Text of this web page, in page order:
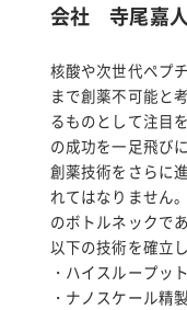
会社 寺尾嘉
核酸や次世代ペプ
まで創薬不可能と
るものとして注目
の成功を一足飛び
創薬技術をさらに
れてはなりません
のボトルネックで
以下の技術を確立
・ハイスループッ
・ナノスケール精製